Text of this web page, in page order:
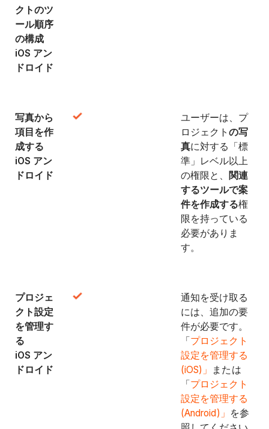
クトのツ
ール順序
の構成
iOS アン
ドロイド
写真から
項目を作
成する
iOS アン
ドロイド
ユーザーは、プ
ロジェクトの写
真に対する「標
準」レベル以上
の権限と、 関連
するツールで案
件を作成する権
限を持っている
必要がありま
す。
プロジェ
クト設定
を管理す
る
iOS アン
ドロイド
通知を受け取る
には、追加の要
件が必要です。
「 プロジェクト
設定を管理する
(iOS)」
または
「 プロジェクト
設定を管理する
(Android)」 を参